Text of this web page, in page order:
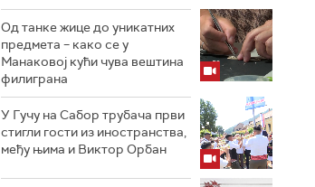
Од танке жице до уникатних
предмета – како се у
Манаковој кући чува вештина
филиграна
У Гучу на Сабор трубача први
стигли гости из иностранства,
међу њима и Виктор Орбан